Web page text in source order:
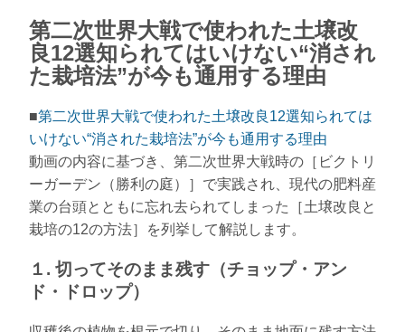
第二次世界大戦で使われた土壌改
良12選知られてはいけない“消され
た栽培法”が今も通用する理由
■第二次世界大戦で使われた土壌改良12選知られては
いけない“消された栽培法”が今も通用する理由
動画の内容に基づき、第二次世界大戦時の［ビクトリ
ーガーデン（勝利の庭）］で実践され、現代の肥料産
業の台頭とともに忘れ去られてしまった［土壌改良と
栽培の12の方法］を列挙して解説します。
１. 切ってそのまま残す（チョップ・アン
ド・ドロップ）